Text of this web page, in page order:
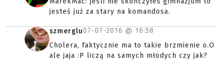
jesteś już za stary na komandosa.
szmerglu07-07-2016 @ 16:58
Cholera, faktycznie ma to takie brzmienie o.O
ale jaja :P liczą na samych młodych czy jak?